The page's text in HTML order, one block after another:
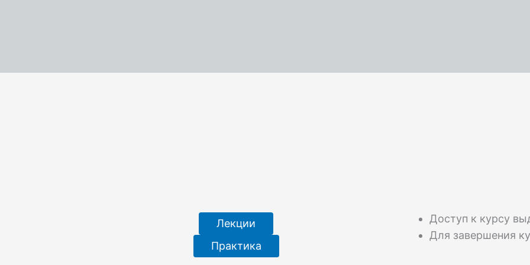
Лекции
Практика
Доступ к курсу
Для завершения